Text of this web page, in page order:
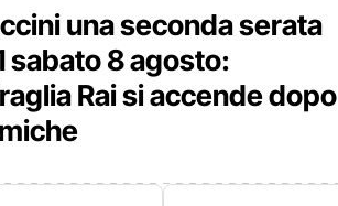
una seconda serata
sabato 8 agosto:
Rai si accende dopo